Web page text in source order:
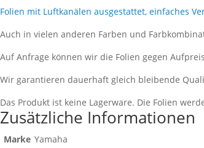
Folien mit Luftkanälen ausgestattet, einfaches
Auch in vielen anderen Farben und
Auf Anfrage können wir die Folien gegen
Wir garantieren dauerhaft gleich bleibende
Das Produkt ist keine Lagerware. Die Folien
Zusätzliche Informationen
Marke Yamaha